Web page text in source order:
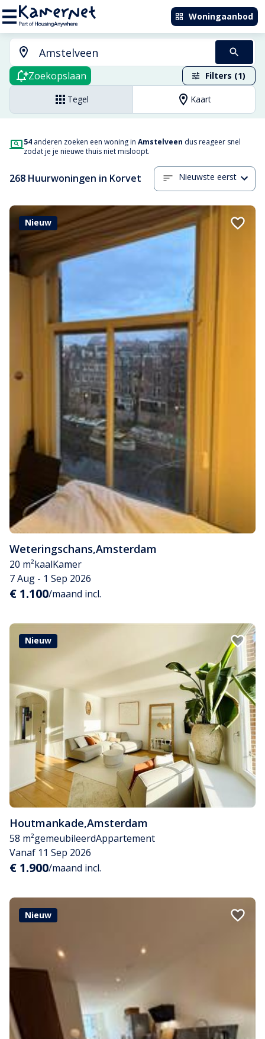
Woningaanbod
Zoekopslaan Filters (1)
Tegel Kaart
54 anderen zoeken een woning in Amstelveen dus reageer snel
zodat je je nieuwe thuis niet misloopt.
268 Huurwoningen in Korvet Nieuwste eerst
Nieuw
Weteringschans,Amsterdam
20 m²kaalKamer
7 Aug - 1 Sep 2026
€ 1.100/maand incl.
Nieuw
Houtmankade,Amsterdam
58 m²gemeubileerdAppartement
Vanaf 11 Sep 2026
€ 1.900/maand incl.
Nieuw